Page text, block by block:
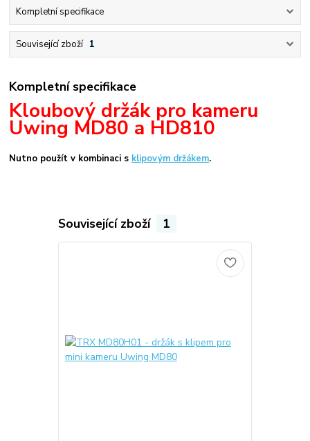
Kompletní specifikace
Související zboží 1
Kompletní specifikace
Kloubový držák pro kameru
Uwing MD80 a HD810
Nutno použít v kombinaci s klipovým držákem.
Související zboží 1